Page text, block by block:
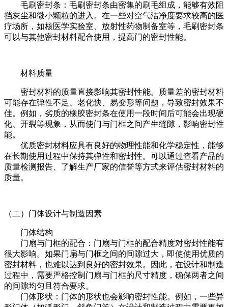
毛刷密封条：毛刷密封条由密集的刷毛组成，能够有效阻
挡灰尘和微小颗粒的进入。在一些对空气洁净度要求较高的医
疗场所，如核医学实验室、放射性药物制备室等，毛刷密封条
可以与其他密封材料配合使用，提高门的密封性能。
材料质量
密封材料的质量直接影响其密封性能。质量差的密封材料
可能存在弹性不足、老化快、易变形等问题，导致密封效果不
佳。例如，劣质的橡胶密封条在使用一段时间后可能会出现硬
化、开裂等现象，从而使门与门框之间产生缝隙，影响密封性
能。
优质密封材料应具有良好的物理性能和化学稳定性，能够
在长期使用过程中保持其弹性和密封性。可以通过查看产品的
质量检测报告、了解生产厂家的信誉等方式来评估密封材料的
质量。
（二）门体设计与制造因素
门体结构
门扇与门框的配合：门扇与门框的配合精度对密封性能有
很大影响。如果门扇与门框之间的间隙过大，即使使用优质的
密封材料，也难以达到良好的密封效果。因此，在设计和制造
过程中，需要严格控制门扇与门框的尺寸精度，确保两者之间
的间隙均匀且符合要求。
门体形状：门体的形状也会影响密封性能。例如，一些异